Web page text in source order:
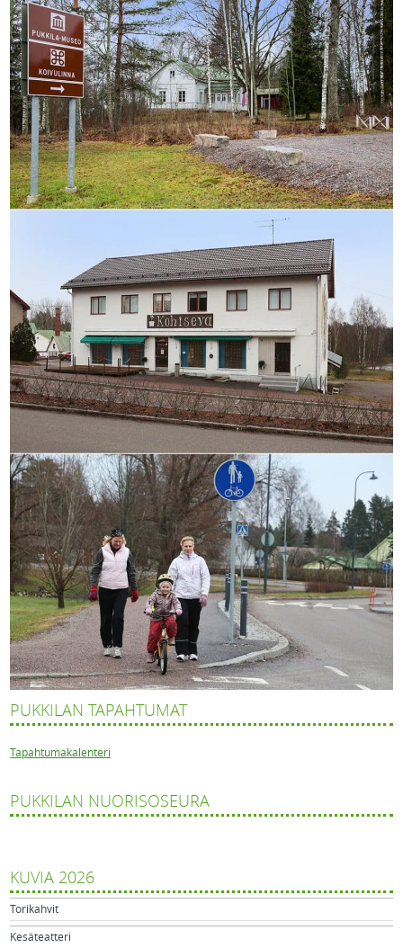
PUKKILAN TAPAHTUMAT
Tapahtumakalenteri
PUKKILAN NUORISOSEURA
KUVIA 2026
Torikahvit
Kesäteatteri